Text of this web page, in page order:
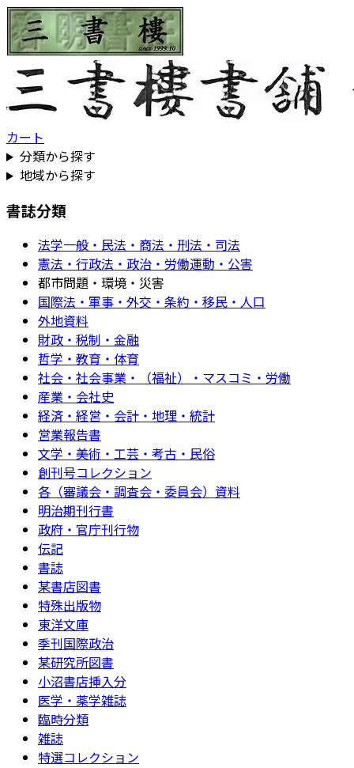
カート
分類から探す
地域から探す
書誌分類
法学一般・民法・商法・刑法・司法
憲法・行政法・政治・労働運動・公害
都市問題・環境・災害
国際法・軍事・外交・条約・移民・人口
外地資料
財政・税制・金融
哲学・教育・体育
社会・社会事業・（福祉）・マスコミ・労働
産業・会社史
経済・経営・会計・地理・統計
営業報告書
文学・美術・工芸・考古・民俗
創刊号コレクション
各（審議会・調査会・委員会）資料
明治期刊行書
政府・官庁刊行物
伝記
書誌
某書店図書
特殊出版物
東洋文庫
季刊国際政治
某研究所図書
小沼書店挿入分
医学・薬学雑誌
臨時分類
雑誌
特選コレクション